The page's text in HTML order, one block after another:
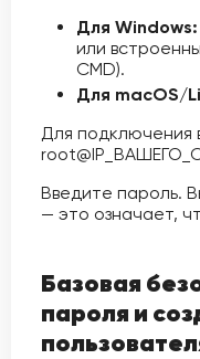
Для Windows:
или
CMD).
Для macOS/
Для подключения
Введите пароль.
— это означает,
Базовая
пароля и